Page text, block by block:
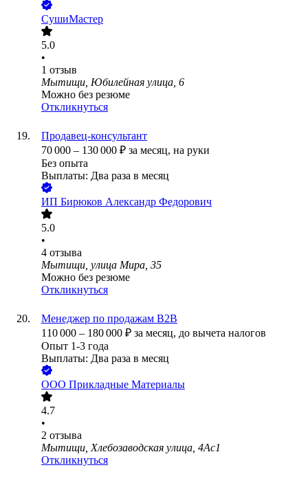
СушиМастер
5.0
•
1 отзыв
Мытищи, Юбилейная улица, 6
Можно без резюме
Откликнуться
Продавец-консультант
70 000 – 130 000 ₽ за месяц, на руки
Без опыта
Выплаты: Два раза в месяц
ИП Бирюков Александр Федорович
5.0
•
4 отзыва
Мытищи, улица Мира, 35
Можно без резюме
Откликнуться
Менеджер по продажам B2B
110 000 – 180 000 ₽ за месяц, до вычета налогов
Опыт 1-3 года
Выплаты: Два раза в месяц
ООО Прикладные Материалы
4.7
•
2 отзыва
Мытищи, Хлебозаводская улица, 4Ас1
Откликнуться